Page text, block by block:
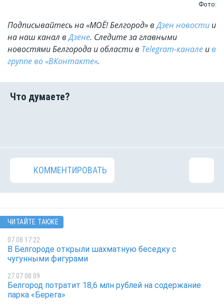
Фото:
Подписывайтесь на «МОЁ! Белгород» вДзен новости и
на наш канал вДзене. Cледите за главными
новостями Белгорода и области в Telegram-канале ив
группе во «ВКонтакте».
КОММЕНТИРОВАТЬ
ЧИТАЙТЕ ТАКЖЕ
07.08 17:22
В Белгороде открыли шахматную беседку с
чугунными фигурами
27.07 08:09
Белгород потратит 18,6 млн рублей на содержание
парка «Берега»